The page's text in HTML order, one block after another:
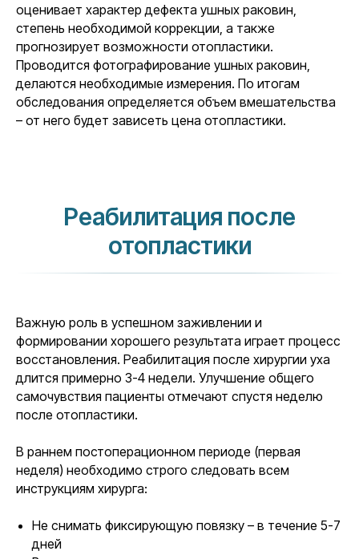
оценивает характер дефекта ушных раковин,
степень необходимой коррекции, а также
прогнозирует возможности отопластики.
Проводится фотографирование ушных раковин,
делаются необходимые измерения. По итогам
обследования определяется объем вмешательства
– от него будет зависеть цена отопластики.
Реабилитация после
отопластики
Важную роль в успешном заживлении и
формировании хорошего результата играет процесс
восстановления. Реабилитация после хирургии уха
длится примерно 3-4 недели. Улучшение общего
самочувствия пациенты отмечают спустя неделю
после отопластики.
В раннем постоперационном периоде (первая
неделя) необходимо строго следовать всем
инструкциям хирурга:
Не снимать фиксирующую повязку – в течение 5-7
дней